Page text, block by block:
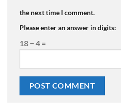
the next time I comment.
Please enter an answer in digits:
18 − 4 =